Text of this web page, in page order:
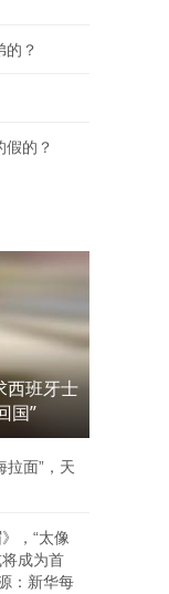
逆行车辆，这是要
的？
假的？
西班牙士
国”
拉面”，天
，“太像
成为首
：新华每